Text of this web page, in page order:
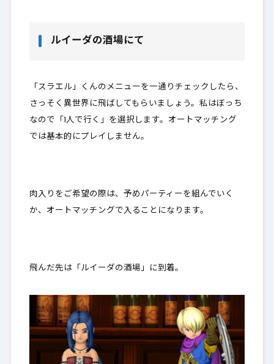
ルイーダの酒場にて
「スラエル」くんのメニューを一通りチェックしたら、
さっそく異世界に飛ばしてもらいましょう。私はぼっち
なので「1人で行く」を選択します。オートマッチング
では基本的にプレイしません。
肉入りをご希望の際は、予めパーティーを組んでいく
か、オートマッチングで入ることになります。
飛んだ先は「ルイーダの酒場」に到着。